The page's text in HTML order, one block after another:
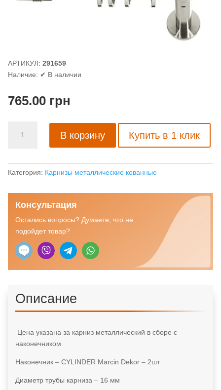
АРТИКУЛ: 291659
Наличие: ✔ В наличии
765.00грн
товара
в
с
наконечником
CYLINDER
Marcin
В корзину Купить в 1 клик
Категория: Карнизы металлические кованные
Консультация
Остались вопросы? Думаете, что не
подойдет товар?
Описание
Цена указана за карниз металлический в сборе с
наконечником
Наконечник – CYLINDER Marcin Dekor – 2шт
Диаметр трубы карниза – 16 мм